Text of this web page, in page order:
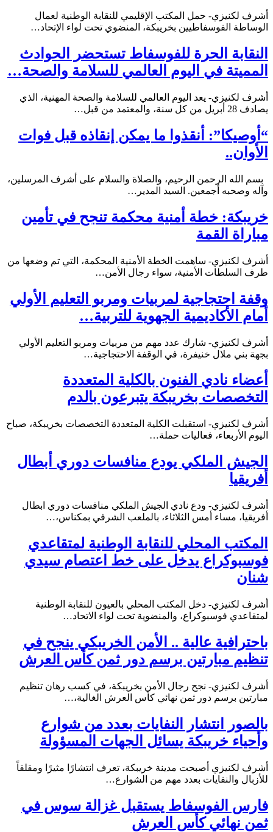
أشرف لكنيزي- حمل المكتب الإقليمي للنقابة الوطنية لعمال
الوساطة الفوسفاطيين بخريبكة، المنضوي تحت لواء الإتحاد…
النقابة الحرة للفوسفاط تستحضر الحوادث
المميتة في اليوم العالمي للسلامة والصحة…
أشرف لكنيزي- يعد اليوم العالمي للسلامة والصحة المهنية، الذي
يصادف 28 أبريل من كل سنة، والمعتمد من قبل…
“أوصيكا”: أنقذوا ما يمكن إنقاذه قبل فوات
الأوان..
بسم الله الرحمن الرحيم، والصلاة والسلام على أشرف المرسلين،
وآله وصحبه أجمعين. السيد المدير…
خريبكة: خطة أمنية محكمة تنجح في تأمين
مباراة القمة
أشرف لكنيزي- ساهمت الخطة الأمنية المحكمة، التي تم وضعها من
طرف السلطات الأمنية، سواء رجال الأمن…
وقفة احتجاجية لمربيات ومربو التعليم الأولي
أمام الأكاديمية الجهوية للتربية…
أشرف لكنيزي- شارك عدد مهم من مربيات ومربو التعليم الأولي
بجهة بني ملال خنيفرة، في الوقفة الاحتجاجية…
أعضاء نادي الفنون بالكلية المتعددة
التخصصات بخريبكة يتبرعون بالدم
أشرف لكنيزي- استقبلت الكلية المتعددة التخصصات بخريبكة، صباح
اليوم الأربعاء، فعاليات حملة…
الجيش الملكي يودع منافسات دوري أبطال
أفريقيا
أشرف لكنيزي- ودع نادي الجيش الملكي منافسات دوري ابطال
أفريقيا، مساء أمس الثلاثاء، بالملعب الشرفي بمكناس،…
المكتب المحلي للنقابة الوطنية لمتقاعدي
فوسبوكراع يدخل على خط اعتصام سيدي
شنان
أشرف لكنيزي- دخل المكتب المحلي بالعيون للنقابة الوطنية
لمتقاعدي فوسبوكراع، والمنضوية تحت لواء الاتحاد…
باحترافية عالية .. الأمن الخريبكي ينجح في
تنظيم مبارتين برسم دور ثمن كأس العرش
أشرف لكنيزي- نجح رجال الأمن بخريبكة، في كسب رهان تنظيم
مبارتين برسم دور ثمن نهائي كأس العرش الغالية،…
بالصور انتشار النفايات بعدد من شوارع
وأحياء خريبكة يسائل الجهات المسؤولة
أشرف لكنيزي أصبحت مدينة خريبكة، تعرف انتشارًا مثيرًا ومقلقاً
للأزبال والنفايات بعدد مهم من الشوارع…
فارس الفوسفاط يستقبل غزالة سوس في
ثمن نهائي كأس العرش